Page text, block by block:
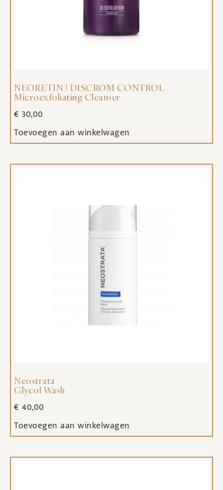
NEORETIN | DISCROM CONTROL
Microexfoliating Cleanser
€ 30,00
Toevoegen aan winkelwagen
Neostrata
Glycol Wash
€ 40,00
Toevoegen aan winkelwagen